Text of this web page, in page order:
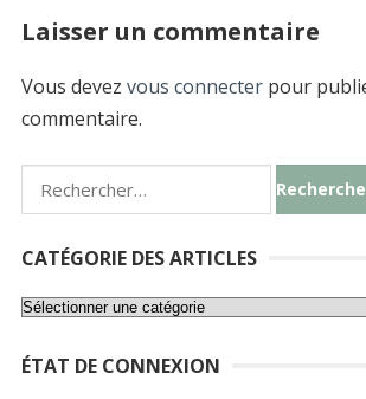
Laisser un commentaire
Vous devez vous connecterpour
commentaire.
Rechercher :
CATÉGORIE DES ARTICLES
Catégorie
articles
ÉTAT DE CONNEXION